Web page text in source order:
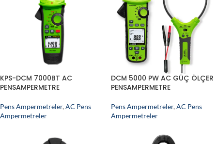
KPS-DCM 7000BT AC
PENSAMPERMETRE
Pens Ampermetreler,AC Pens
Ampermetreler
DCM 5000 PW AC GÜÇ ÖLÇER
PENSAMPERMETRE
Pens Ampermetreler,AC Pens
Ampermetreler